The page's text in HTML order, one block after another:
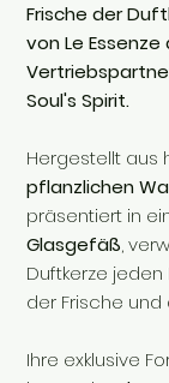
Frische der
von Le
Soul's Spirit.
Hergestellt aus
pflanzlichen
präsentiert in
Glasgefäß,
Duftkerze
der Frische
Ihre exklusive